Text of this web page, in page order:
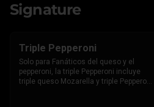
Signature
Triple Pepperoni
Solo para Fanáticos del queso y el
pepperoni, la triple Pepperoni incluye
triple queso Mozarella y triple Pepperoni